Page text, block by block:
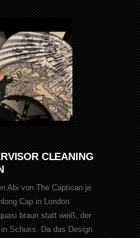
CLEANING
Abi von The Captican je
Cap in London
braun statt weiß, der
Schuss. Da das Design